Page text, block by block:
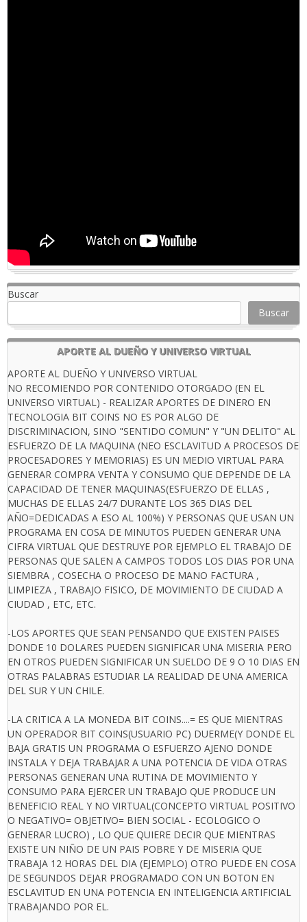
Buscar
Buscar
APORTE AL DUEÑO Y UNIVERSO VIRTUAL
APORTE AL DUEÑO Y UNIVERSO VIRTUAL
NO RECOMIENDO POR CONTENIDO OTORGADO (EN EL
UNIVERSO VIRTUAL) - REALIZAR APORTES DE DINERO EN
TECNOLOGIA BIT COINS NO ES POR ALGO DE
DISCRIMINACION, SINO "SENTIDO COMUN" Y "UN DELITO" AL
ESFUERZO DE LA MAQUINA (NEO ESCLAVITUD A PROCESOS DE
PROCESADORES Y MEMORIAS) ES UN MEDIO VIRTUAL PARA
GENERAR COMPRA VENTA Y CONSUMO QUE DEPENDE DE LA
CAPACIDAD DE TENER MAQUINAS(ESFUERZO DE ELLAS ,
MUCHAS DE ELLAS 24/7 DURANTE LOS 365 DIAS DEL
AÑO=DEDICADAS A ESO AL 100%) Y PERSONAS QUE USAN UN
PROGRAMA EN COSA DE MINUTOS PUEDEN GENERAR UNA
CIFRA VIRTUAL QUE DESTRUYE POR EJEMPLO EL TRABAJO DE
PERSONAS QUE SALEN A CAMPOS TODOS LOS DIAS POR UNA
SIEMBRA , COSECHA O PROCESO DE MANO FACTURA ,
LIMPIEZA , TRABAJO FISICO, DE MOVIMIENTO DE CIUDAD A
CIUDAD , ETC, ETC.
-LOS APORTES QUE SEAN PENSANDO QUE EXISTEN PAISES
DONDE 10 DOLARES PUEDEN SIGNIFICAR UNA MISERIA PERO
EN OTROS PUEDEN SIGNIFICAR UN SUELDO DE 9 O 10 DIAS EN
OTRAS PALABRAS ESTUDIAR LA REALIDAD DE UNA AMERICA
DEL SUR Y UN CHILE.
-LA CRITICA A LA MONEDA BIT COINS....= ES QUE MIENTRAS
UN OPERADOR BIT COINS(USUARIO PC) DUERME(Y DONDE EL
BAJA GRATIS UN PROGRAMA O ESFUERZO AJENO DONDE
INSTALA Y DEJA TRABAJAR A UNA POTENCIA DE VIDA OTRAS
PERSONAS GENERAN UNA RUTINA DE MOVIMIENTO Y
CONSUMO PARA EJERCER UN TRABAJO QUE PRODUCE UN
BENEFICIO REAL Y NO VIRTUAL(CONCEPTO VIRTUAL POSITIVO
O NEGATIVO= OBJETIVO= BIEN SOCIAL - ECOLOGICO O
GENERAR LUCRO) , LO QUE QUIERE DECIR QUE MIENTRAS
EXISTE UN NIÑO DE UN PAIS POBRE Y DE MISERIA QUE
TRABAJA 12 HORAS DEL DIA (EJEMPLO) OTRO PUEDE EN COSA
DE SEGUNDOS DEJAR PROGRAMADO CON UN BOTON EN
ESCLAVITUD EN UNA POTENCIA EN INTELIGENCIA ARTIFICIAL
TRABAJANDO POR EL.